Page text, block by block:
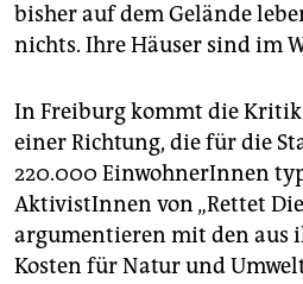
bisher auf dem Gelände
nichts. Ihre Häuser sind im
In Freiburg kommt die Kritik
einer Richtung, die für die
220.000 EinwohnerInnen
AktivistInnen von „Rettet
argumentieren mit den aus
Kosten für Natur und